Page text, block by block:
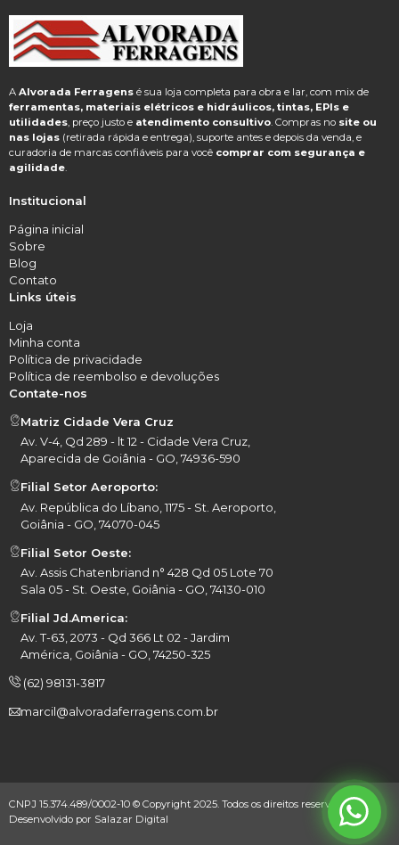
A Alvorada Ferragensé sua loja completa para obra e lar, com mix de
ferramentas, materiais elétricos e hidráulicos, tintas, EPIs e
utilidades, preço justo e atendimento consultivo. Compras no site ou
nas lojas(retirada rápida e entrega), suporte antes e depois da venda, e
curadoria de marcas confiáveis para você comprar com segurança e
agilidade.
Institucional
Página inicial
Sobre
Blog
Contato
Links úteis
Loja
Minha conta
Política de privacidade
Política de reembolso e devoluções
Contate-nos
Matriz Cidade Vera Cruz
Av. V-4, Qd 289 - lt 12 - Cidade Vera Cruz,
Aparecida de Goiânia - GO, 74936-590
Filial Setor Aeroporto:
Av. República do Líbano, 1175 - St. Aeroporto,
Goiânia - GO, 74070-045
Filial Setor Oeste:
Av. Assis Chatenbriand n° 428 Qd 05 Lote 70
Sala 05 - St. Oeste, Goiânia - GO, 74130-010
Filial Jd.America:
Av. T-63, 2073 - Qd 366 Lt 02 - Jardim
América, Goiânia - GO, 74250-325
(62) 98131-3817
marcil@alvoradaferragens.com.br
CNPJ 15.374.489/0002-10 © Copyright 2025. Todos os direitos reservados.
Desenvolvido por Salazar Digital